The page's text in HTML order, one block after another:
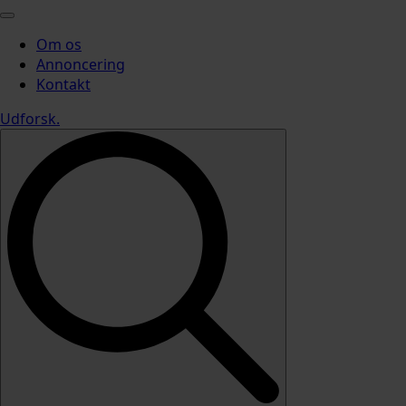
Om os
Annoncering
Kontakt
Udforsk.